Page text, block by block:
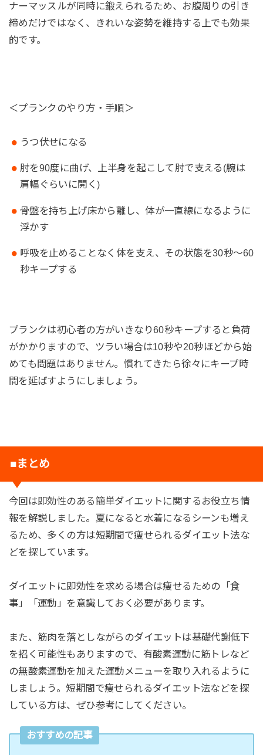
ナーマッスルが同時に鍛えられるため、お腹周りの引き
締めだけではなく、きれいな姿勢を維持する上でも効果
的です。
＜プランクのやり方・手順＞
うつ伏せになる
肘を90度に曲げ、上半身を起こして肘で支える(腕は
肩幅ぐらいに開く)
骨盤を持ち上げ床から離し、体が一直線になるように
浮かす
呼吸を止めることなく体を支え、その状態を30秒～60
秒キープする
プランクは初心者の方がいきなり60秒キープすると負荷
がかかりますので、ツラい場合は10秒や20秒ほどから始
めても問題はありません。慣れてきたら徐々にキープ時
間を延ばすようにしましょう。
■まとめ
今回は即効性のある簡単ダイエットに関するお役立ち情
報を解説しました。夏になると水着になるシーンも増え
るため、多くの方は短期間で痩せられるダイエット法な
どを探しています。
ダイエットに即効性を求める場合は痩せるための「食
事」「運動」を意識しておく必要があります。
また、筋肉を落としながらのダイエットは基礎代謝低下
を招く可能性もありますので、有酸素運動に筋トレなど
の無酸素運動を加えた運動メニューを取り入れるように
しましょう。短期間で痩せられるダイエット法などを探
している方は、ぜひ参考にしてください。
おすすめの記事